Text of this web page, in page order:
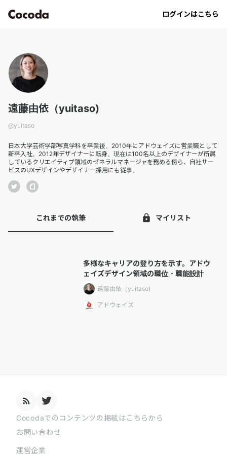
ログインはこちら
遠藤由依（yuitaso)
@yuitaso
日本大学芸術学部写真学科を卒業後、2010年にアドウェイズに営業職として
新卒入社。2012年デザイナーに転身。現在は100名以上のデザイナーが所属
しているクリエイティブ領域のゼネラルマネージャを務める傍ら、自社サー
ビスのUXデザインやデザイナー採用にも従事。
マイリスト
これまでの執筆
多様なキャリアの登り方を示す。アドウ
ェイズデザイン領域の職位・職能設計
遠藤由依（yuitaso)
アドウェイズ
Cocodaでのコンテンツの掲載はこちらから
お問い合わせ
運営企業